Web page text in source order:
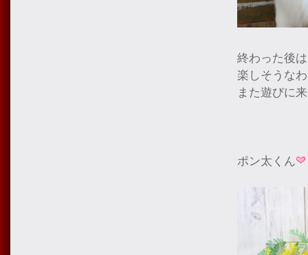
終わった後
楽しそうな
また遊びに
ポン太くん